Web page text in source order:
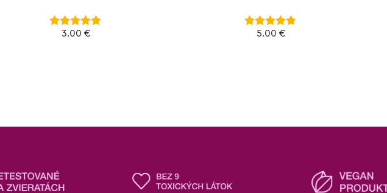
Hodnotenie
3.00 €
Hodnotenie
5.00 €